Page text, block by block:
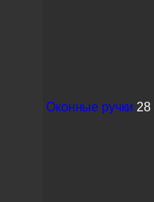
Оконные ручки 28